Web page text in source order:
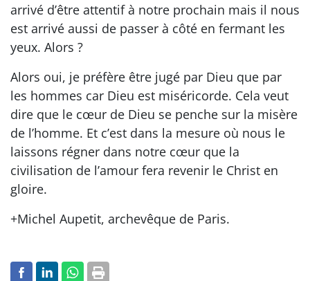
arrivé d’être attentif à notre prochain mais il nous
est arrivé aussi de passer à côté en fermant les
yeux. Alors ?
Alors oui, je préfère être jugé par Dieu que par
les hommes car Dieu est miséricorde. Cela veut
dire que le cœur de Dieu se penche sur la misère
de l’homme. Et c’est dans la mesure où nous le
laissons régner dans notre cœur que la
civilisation de l’amour fera revenir le Christ en
gloire.
+Michel Aupetit, archevêque de Paris.